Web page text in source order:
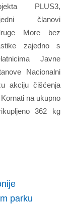
PLUS3,
članovi
More bez
zajedno s
Javne
Nacionalni
akciju čišćenja
na ukupno
362 kg
parku